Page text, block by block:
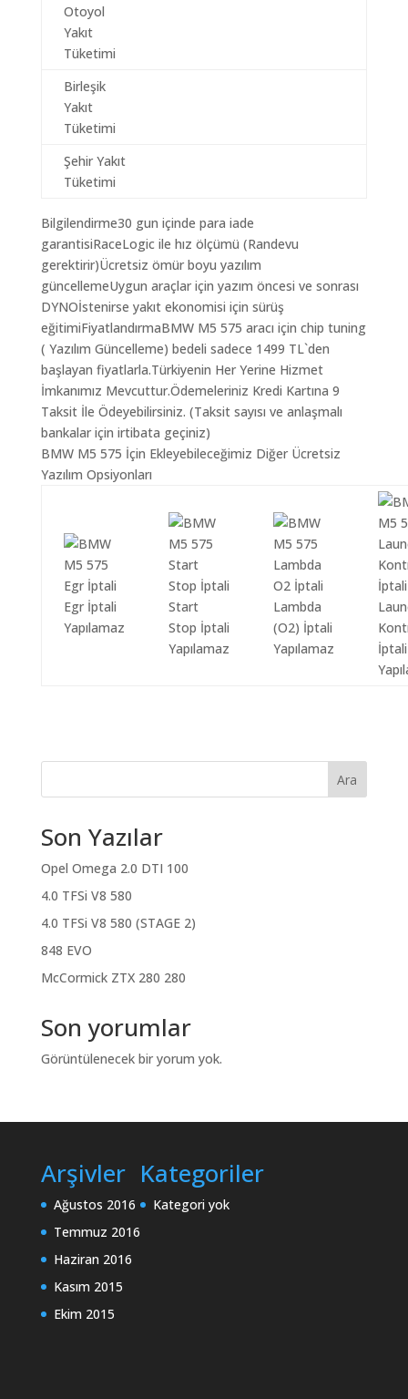
Otoyol
Yakıt
Tüketimi
Birleşik
Yakıt
Tüketimi
Şehir Yakıt
Tüketimi
Bilgilendirme30 gun içinde para iade
garantisiRaceLogic ile hız ölçümü (Randevu
gerektirir)Ücretsiz ömür boyu yazılım
güncellemeUygun araçlar için yazım öncesi ve sonrası
DYNOİstenirse yakıt ekonomisi için sürüş
eğitimiFiyatlandırmaBMW M5 575 aracı için chip tuning
( Yazılım Güncelleme) bedeli sadece 1499 TL`den
başlayan fiyatlarla.Türkiyenin Her Yerine Hizmet
İmkanımız Mevcuttur.Ödemeleriniz Kredi Kartına 9
Taksit İle Ödeyebilirsiniz. (Taksit sayısı ve anlaşmalı
bankalar için irtibata geçiniz)
BMW M5 575 İçin Ekleyebileceğimiz Diğer Ücretsiz
Yazılım Opsiyonları
Egr İptali
Yapılamaz
Start
Stop İptali
Yapılamaz
Lambda
(O2) İptali
Yapılamaz
İptali
Ara
Son Yazılar
Opel Omega 2.0 DTI 100
4.0 TFSi V8 580
4.0 TFSi V8 580 (STAGE 2)
848 EVO
McCormick ZTX 280 280
Son yorumlar
Görüntülenecek bir yorum yok.
Arşivler
Ağustos 2016
Temmuz 2016
Haziran 2016
Kasım 2015
Ekim 2015
Kategoriler
Kategori yok